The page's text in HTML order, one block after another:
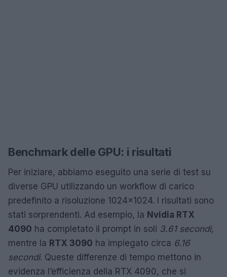
Benchmark delle GPU: i risultati
Per iniziare, abbiamo eseguito una serie di test su
diverse GPU utilizzando un workflow di carico
predefinito a risoluzione 1024×1024. I risultati sono
stati sorprendenti. Ad esempio, la Nvidia RTX
4090 ha completato il prompt in soli 3.61 secondi,
mentre la RTX 3090 ha impiegato circa 6.16
secondi. Queste differenze di tempo mettono in
evidenza l’efficienza della RTX 4090, che si